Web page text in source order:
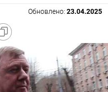
Обновлено: 23.04.2025